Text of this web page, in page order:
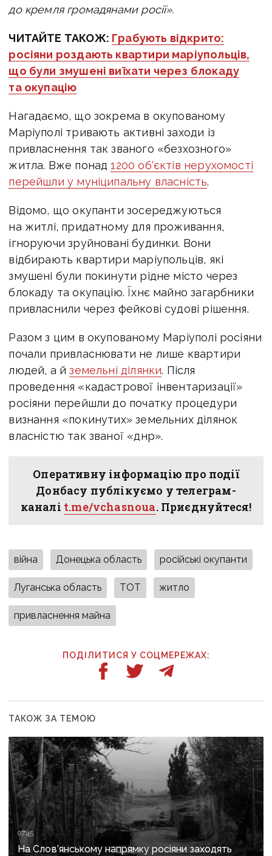
до кремля громадянами росії».
ЧИТАЙТЕ ТАКОЖ: Грабують відкрито:
росіяни роздають квартири маріупольців,
що були змушені виїхати через блокаду
та окупацію
Нагадаємо, що зокрема в окупованому
Маріуполі тривають активні заходи із
привласнення так званого «безхозного»
житла. Вже понад1200 об'єктів нерухомості
перейшли у муніципальну власність.
Відомо, що окупанти зосереджуються
на житлі, придатному для проживання,
ігноруючи зруйновані будинки. Вони
відбирають квартири маріупольців, які
змушені були покинути рідне місто через
блокаду та окупацію. Їхнє майно загарбники
привласнили через фейкові судові рішення.
Разом з цим в окупованому Маріуполі росіяни
почали привласнювати не лише квартири
людей, а йземельні ділянки. Після
проведення «кадастрової інвентаризації»
росіяни перейшли до початку процедури
визнання «покинутих» земельних ділянок
власністю так званої «днр».
Оперативну інформацію про події
Донбасу публікуємо у телеграм-
каналі t.me/vchasnoua. Приєднуйтеся!
війна Донецька область російські окупанти
Луганська область ТОТ житло
привласнення майна
ПОДІЛИТИСЯ У СОЦМЕРЕЖАХ:
ТАКОЖ ЗА ТЕМОЮ
07:45
На Слов’янському напрямку росіяни заходять